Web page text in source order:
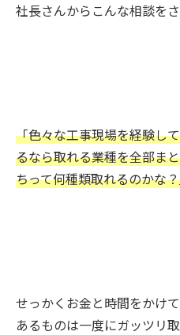
社長さんからこんな相談を
「色々な工事現場を経験し
るなら取れる業種を全部ま
ちって何種類取れるのかな
せっかくお金と時間をかけ
あるものは一度にガッツリ